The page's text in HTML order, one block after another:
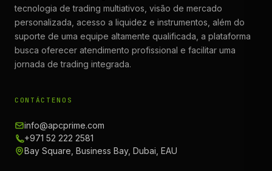
tecnologia de trading multiativos, visão de mercado
personalizada, acesso a liquidez e instrumentos, além do
suporte de uma equipe altamente qualificada, a plataforma
busca oferecer atendimento profissional e facilitar uma
jornada de trading integrada.
CONTÁCTENOS
info@apcprime.com
+971 52 222 2581
Bay Square, Business Bay, Dubai, EAU